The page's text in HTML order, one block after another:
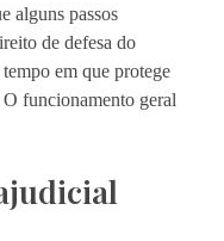
alguns passos
de defesa do
em que protege
funcionamento geral